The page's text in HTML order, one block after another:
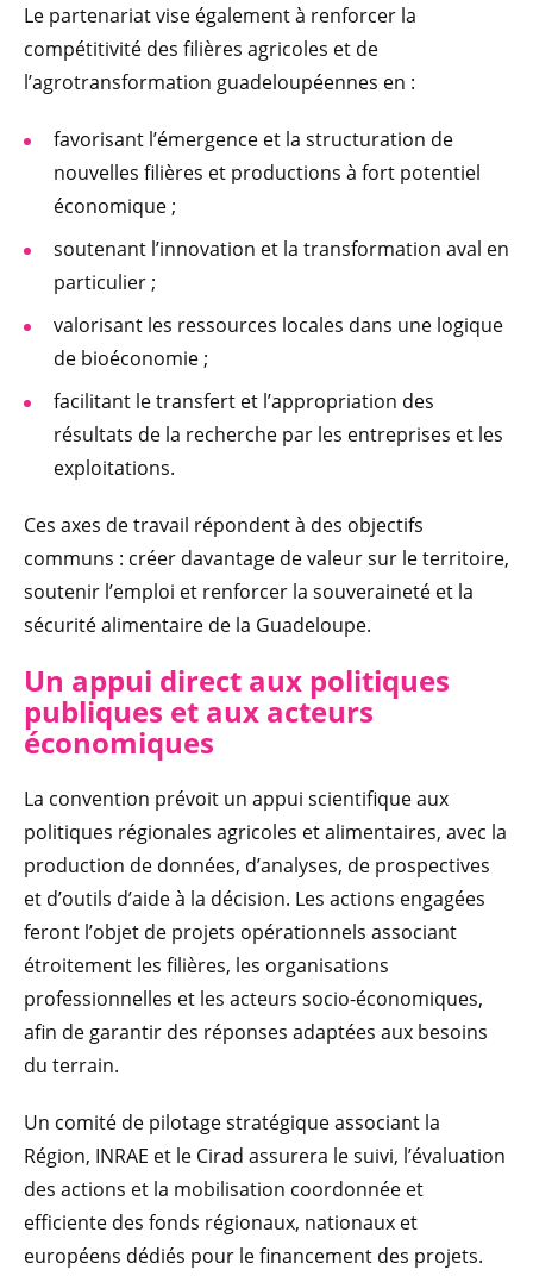
Le partenariat vise également à renforcer la
compétitivité des filières agricoles et de
l’agrotransformation guadeloupéennes en :
favorisant l’émergence et la structuration de
nouvelles filières et productions à fort potentiel
économique ;
soutenant l’innovation et la transformation aval en
particulier ;
valorisant les ressources locales dans une logique
de bioéconomie ;
facilitant le transfert et l’appropriation des
résultats de la recherche par les entreprises et les
exploitations.
Ces axes de travail répondent à des objectifs
communs : créer davantage de valeur sur le territoire,
soutenir l’emploi et renforcer la souveraineté et la
sécurité alimentaire de la Guadeloupe.
Un appui direct aux politiques
publiques et aux acteurs
économiques
La convention prévoit un appui scientifique aux
politiques régionales agricoles et alimentaires, avec la
production de données, d’analyses, de prospectives
et d’outils d’aide à la décision. Les actions engagées
feront l’objet de projets opérationnels associant
étroitement les filières, les organisations
professionnelles et les acteurs socio-économiques,
afin de garantir des réponses adaptées aux besoins
du terrain.
Un comité de pilotage stratégique associant la
Région, INRAE et le Cirad assurera le suivi, l’évaluation
des actions et la mobilisation coordonnée et
efficiente des fonds régionaux, nationaux et
européens dédiés pour le financement des projets.